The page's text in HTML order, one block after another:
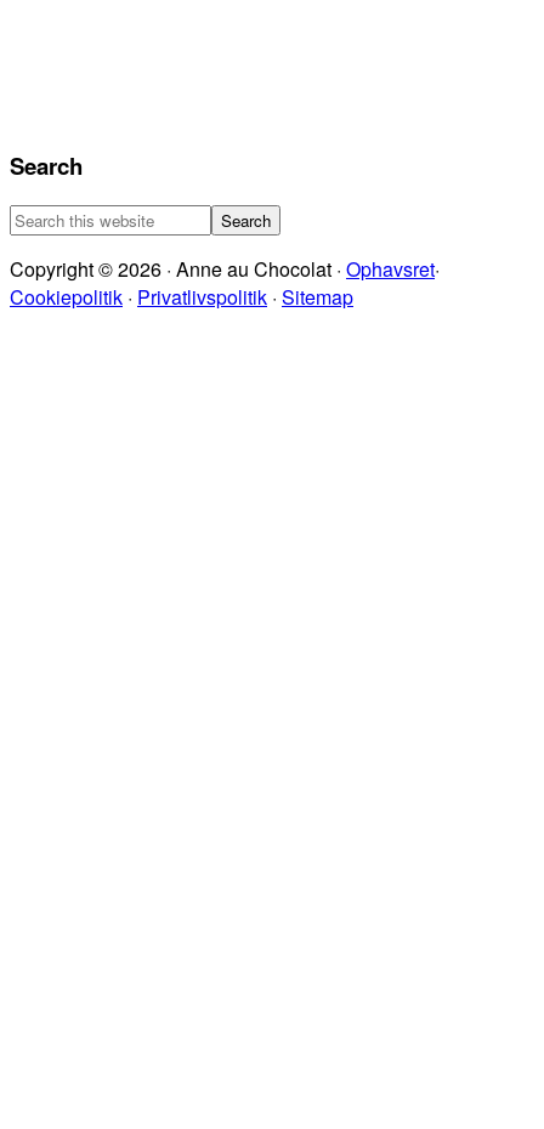
Search
Search
website
Copyright © 2026 · Anne au Chocolat · Ophavsret·
Cookiepolitik · Privatlivspolitik · Sitemap